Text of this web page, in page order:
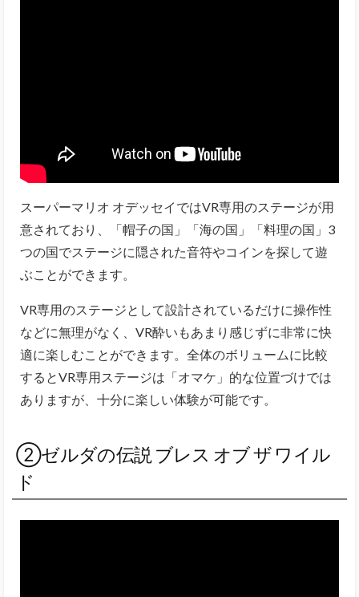
スーパーマリオ オデッセイではVR専用のステージが用
意されており、「帽子の国」「海の国」「料理の国」3
つの国でステージに隠された音符やコインを探して遊
ぶことができます。
VR専用のステージとして設計されているだけに操作性
などに無理がなく、VR酔いもあまり感じずに非常に快
適に楽しむことができます。全体のボリュームに比較
するとVR専用ステージは「オマケ」的な位置づけでは
ありますが、十分に楽しい体験が可能です。
②ゼルダの伝説 ブレス オブ ザ ワイル
ド